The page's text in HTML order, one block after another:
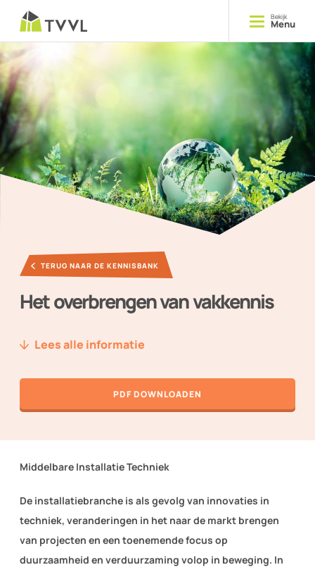
Opleiden
Cursussen
Delen
Kennis
Ontmoeten
YOUNG TVVL
Magazine
Nieuws
Techniek2Day
Contact
Inloggen
WORD LID VAN TVVL
Bekijk
Menu
TERUG NAAR DE KENNISBANK
Het overbrengen van vakkennis
Lees alle informatie
PDF DOWNLOADEN
Middelbare Installatie Techniek
De installatiebranche is als gevolg van innovaties in
techniek, veranderingen in het naar de markt brengen
van projecten en een toenemende focus op
duurzaamheid en verduurzaming volop in beweging. In